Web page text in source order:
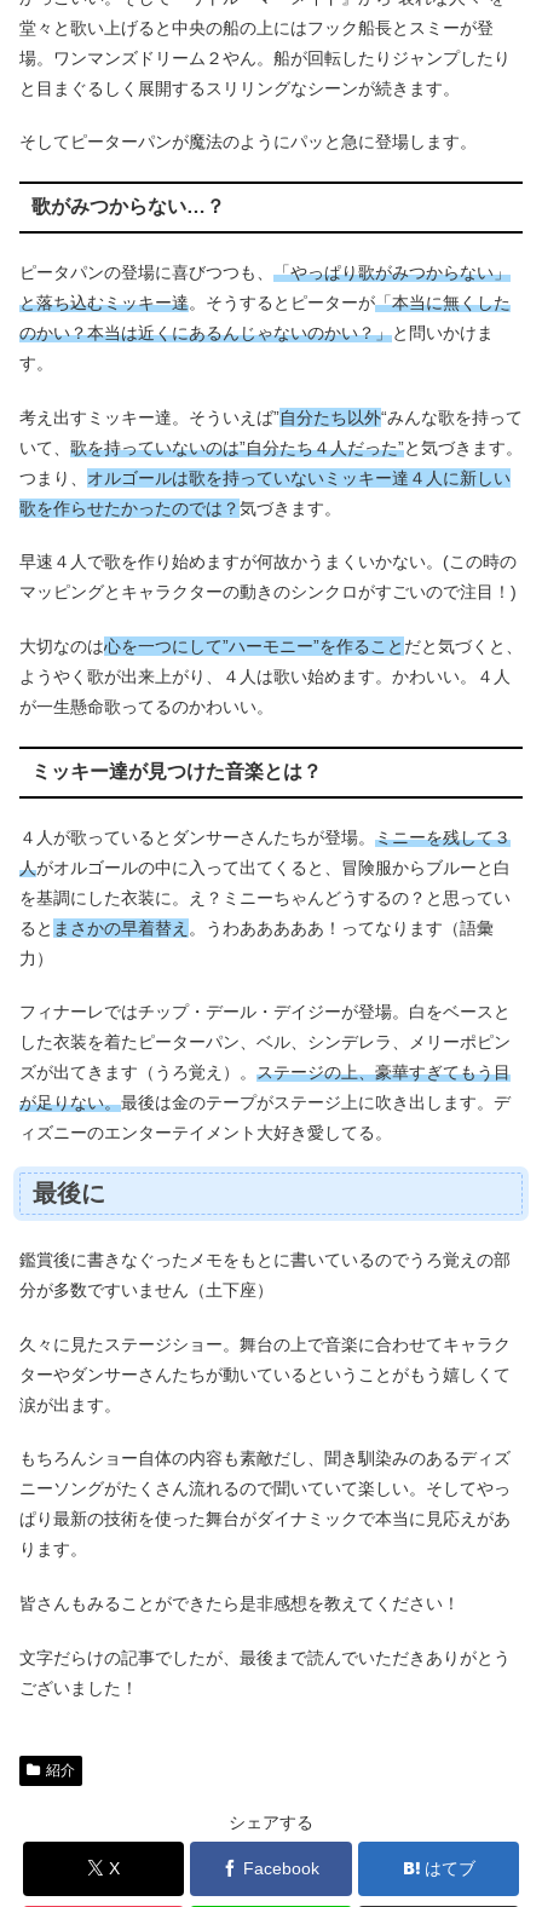
堂々と歌い上げると中央の船の上にはフック船長とスミーが登
場。ワンマンズドリーム２やん。船が回転したりジャンプしたり
と目まぐるしく展開するスリリングなシーンが続きます。
そしてピーターパンが魔法のようにパッと急に登場します。
歌がみつからない…？
ピータパンの登場に喜びつつも、 「やっぱり歌がみつからない」
と落ち込むミッキー達。そうするとピーターが「本当に無くした
のかい？本当は近くにあるんじゃないのかい？」と問いかけま
す。
考え出すミッキー達。そういえば”自分たち以外“みんな歌を持って
いて、 歌を持っていないのは”自分たち４人だった”と気づきます。
つまり、 オルゴールは歌を持っていないミッキー達４人に新しい
歌を作らせたかったのでは？気づきます。
早速４人で歌を作り始めますが何故かうまくいかない。(この時の
マッピングとキャラクターの動きのシンクロがすごいので注目！)
大切なのは心を一つにして”ハーモニー”を作ること だと気づくと、
ようやく歌が出来上がり、４人は歌い始めます。かわいい。４人
が一生懸命歌ってるのかわいい。
ミッキー達が見つけた音楽とは？
４人が歌っているとダンサーさんたちが登場。 ミニーを残して３
人がオルゴールの中に入って出てくると、冒険服からブルーと白
を基調にした衣装に。え？ミニーちゃんどうするの？と思ってい
ると まさかの早着替え 。うわあああああ！ってなります（語彙
力）
フィナーレではチップ・デール・デイジーが登場。白をベースと
した衣装を着たピーターパン、ベル、シンデレラ、メリーポピン
ズが出てきます（うろ覚え）。 ステージの上、豪華すぎてもう目
が足りない。最後は金のテープがステージ上に吹き出します。デ
ィズニーのエンターテイメント大好き愛してる。
最後に
鑑賞後に書きなぐったメモをもとに書いているのでうろ覚えの部
分が多数ですいません（土下座）
久々に見たステージショー。舞台の上で音楽に合わせてキャラク
ターやダンサーさんたちが動いているということがもう嬉しくて
涙が出ます。
もちろんショー自体の内容も素敵だし、聞き馴染みのあるディズ
ニーソングがたくさん流れるので聞いていて楽しい。そしてやっ
ぱり最新の技術を使った舞台がダイナミックで本当に見応えがあ
ります。
皆さんもみることができたら是非感想を教えてください！
文字だらけの記事でしたが、最後まで読んでいただきありがとう
ございました！
紹介
シェアする
X Facebook はてブ